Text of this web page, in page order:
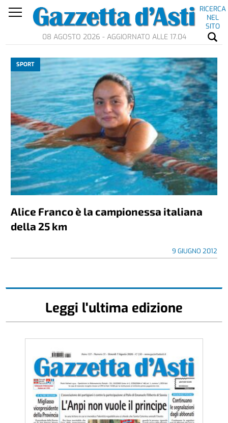
RICERCA
NEL
SITO
08 AGOSTO 2026 - AGGIORNATO ALLE 17.04
SPORT
Alice Franco è la campionessa italiana
della 25 km
9 GIUGNO 2012
Leggi l'ultima edizione